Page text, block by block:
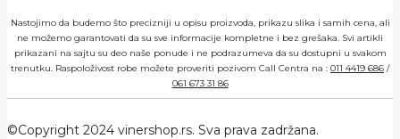
Nastojimo da budemo što precizniji u opisu proizvoda, prikazu slika i samih cena, ali
ne možemo garantovati da su sve informacije kompletne i bez grešaka. Svi artikli
prikazani na sajtu su deo naše ponude i ne podrazumeva da su dostupni u svakom
trenutku. Raspoloživost robe možete proveriti pozivom Call Centra na : 011 4419 686 /
061 673 31 86
©Copyright 2024 vinershop.rs. Sva prava zadržana.